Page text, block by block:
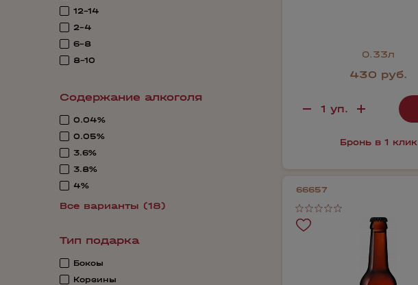
12-14
2-4
6-8
8-10
Содержание алкоголя
0.04%
0.05%
3.6%
3.8%
4%
Все варианты (18)
Тип подарка
Боксы
Корзины
0.33л
430 руб.
Бронь в 1 клик
66657